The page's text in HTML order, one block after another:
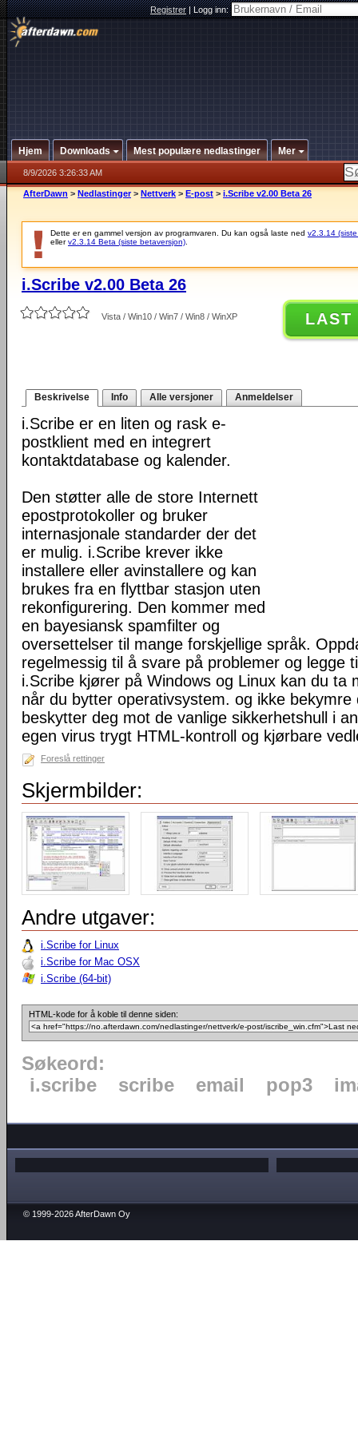
Registrer|Logg inn:
Hjem Downloads Mest populære nedlastinger Mer
8/9/2026 3:26:33 AM
AfterDawn > Nedlastinger > Nettverk > E-post > i.Scribe v2.00 Beta 26
Dette er en gammel versjon av programvaren. Du kan også laste ned v2.3.14
ellerv2.3.14 Beta (siste betaversjon)
i.Scribe v2.00 Beta 26
Vista / Win10 / Win7 / Win8 / WinXP LAST
Beskrivelse Info Alle versjoner Anmeldelser
i.Scribe er en liten og rask e-
postklient med en integrert
kontaktdatabase og kalender.
Den støtter alle de store Internett
epostprotokoller og bruker
internasjonale standarder der det
er mulig. i.Scribe krever ikke
installere eller avinstallere og kan
brukes fra en flyttbar stasjon uten
rekonfigurering. Den kommer med
en bayesiansk spamfilter og
oversettelser til mange forskjellige språk.
regelmessig til å svare på problemer og legge
i.Scribe kjører på Windows og Linux kan du ta
når du bytter operativsystem. og ikke
beskytter deg mot de vanlige sikkerhetshull i
egen virus trygt HTML-kontroll og kjørbare
Foreslå rettinger
Skjermbilder:
Andre utgaver:
i.Scribe for Linux
i.Scribe for Mac OSX
i.Scribe (64-bit)
HTML-kode for å koble til denne siden:
Søkeord:
i.scribe
scribe email pop3
© 1999-2026 AfterDawn Oy